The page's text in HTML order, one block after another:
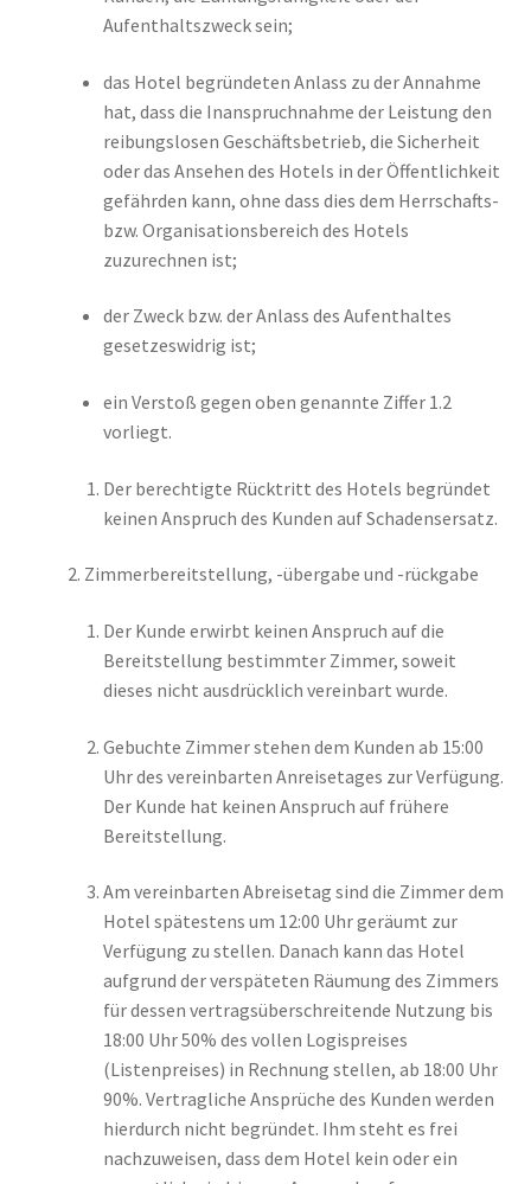
Aufenthaltszweck sein;
das Hotel begründeten Anlass zu der Annahme
hat, dass die Inanspruchnahme der Leistung den
reibungslosen Geschäftsbetrieb, die Sicherheit
oder das Ansehen des Hotels in der Öffentlichkeit
gefährden kann, ohne dass dies dem Herrschafts-
bzw. Organisationsbereich des Hotels
zuzurechnen ist;
der Zweck bzw. der Anlass des Aufenthaltes
gesetzeswidrig ist;
ein Verstoß gegen oben genannte Ziffer 1.2
vorliegt.
Der berechtigte Rücktritt des Hotels begründet
keinen Anspruch des Kunden auf Schadensersatz.
Zimmerbereitstellung, -übergabe und -rückgabe
Der Kunde erwirbt keinen Anspruch auf die
Bereitstellung bestimmter Zimmer, soweit
dieses nicht ausdrücklich vereinbart wurde.
Gebuchte Zimmer stehen dem Kunden ab 15:00
Uhr des vereinbarten Anreisetages zur Verfügung.
Der Kunde hat keinen Anspruch auf frühere
Bereitstellung.
Am vereinbarten Abreisetag sind die Zimmer dem
Hotel spätestens um 12:00 Uhr geräumt zur
Verfügung zu stellen. Danach kann das Hotel
aufgrund der verspäteten Räumung des Zimmers
für dessen vertragsüberschreitende Nutzung bis
18:00 Uhr 50% des vollen Logispreises
(Listenpreises) in Rechnung stellen, ab 18:00 Uhr
90%. Vertragliche Ansprüche des Kunden werden
hierdurch nicht begründet. Ihm steht es frei
nachzuweisen, dass dem Hotel kein oder ein